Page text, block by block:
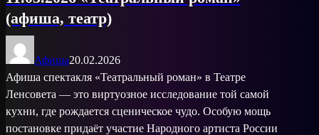
(афиша, театр)
Афиша20.02.2026
Афиша спектакля «Театральный роман» в Театре
Ленсовета — это виртуозное исследование той самой
кухни, где рождается сценическое чудо. Особую мощь
постановке придаёт участие Народного артиста России